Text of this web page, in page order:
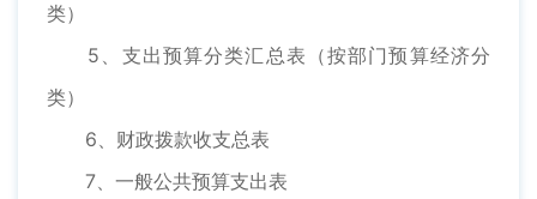
类）
5、支出预算分类汇总表（按部门预算经济分
类）
6、财政拨款收支总表
7、一般公共预算支出表